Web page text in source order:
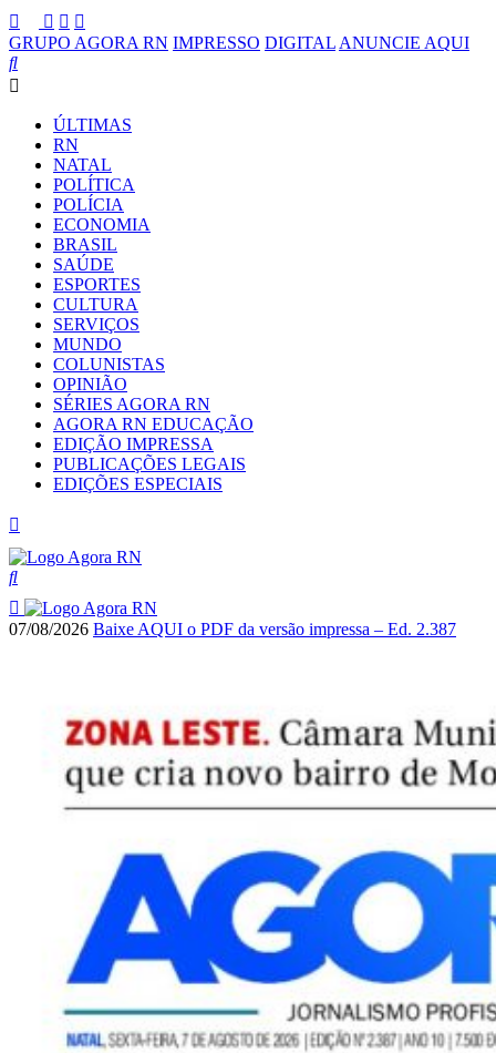
GRUPO AGORA RN IMPRESSO DIGITAL ANUNCIE AQUI
ÚLTIMAS
RN
NATAL
POLÍTICA
POLÍCIA
ECONOMIA
BRASIL
SAÚDE
ESPORTES
CULTURA
SERVIÇOS
MUNDO
COLUNISTAS
OPINIÃO
SÉRIES AGORA RN
AGORA RN EDUCAÇÃO
EDIÇÃO IMPRESSA
PUBLICAÇÕES LEGAIS
EDIÇÕES ESPECIAIS
07/08/2026 Baixe AQUI o PDF da versão impressa – Ed. 2.387